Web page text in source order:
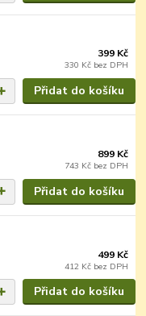
399 Kč
330 Kč bez DPH
Přidat do košíku
899 Kč
743 Kč bez DPH
Přidat do košíku
499 Kč
412 Kč bez DPH
Přidat do košíku